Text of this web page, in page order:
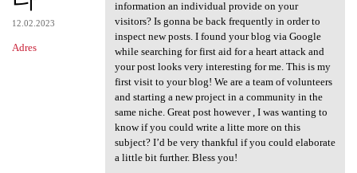
12.02.2023
Adres
information an individual provide on your
visitors? Is gonna be back frequently in order to
inspect new posts. I found your blog via Google
while searching for first aid for a heart attack and
your post looks very interesting for me. This is my
first visit to your blog! We are a team of volunteers
and starting a new project in a community in the
same niche. Great post however , I was wanting to
know if you could write a litte more on this
subject? I’d be very thankful if you could elaborate
a little bit further. Bless you!